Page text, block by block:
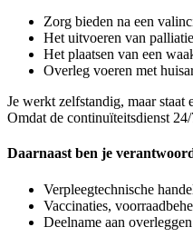
Zorg bieden na een
Het uitvoeren van
Het plaatsen van een
Overleg voeren met
Je werkt zelfstandig, maar
Omdat de continuïteitsdienst
Daarnaast ben je
Verpleegtechnische
Vaccinaties,
Deelname aan